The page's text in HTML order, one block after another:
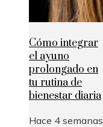
Cómo integrar
el ayuno
prolongado en
tu rutina de
bienestar diaria
Hace 4 semanas